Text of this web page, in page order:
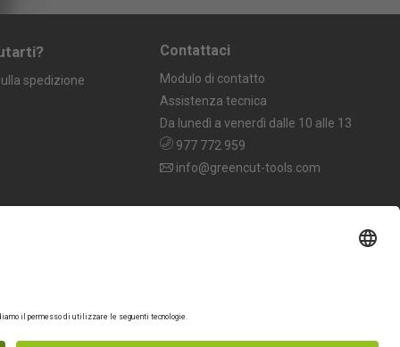
spedizione
Contattaci
Modulo di contatto
Assistenza tecnica
Da lunedì a venerdì dalle 10 alle 13
977 772 959
info@greencut-tools.com